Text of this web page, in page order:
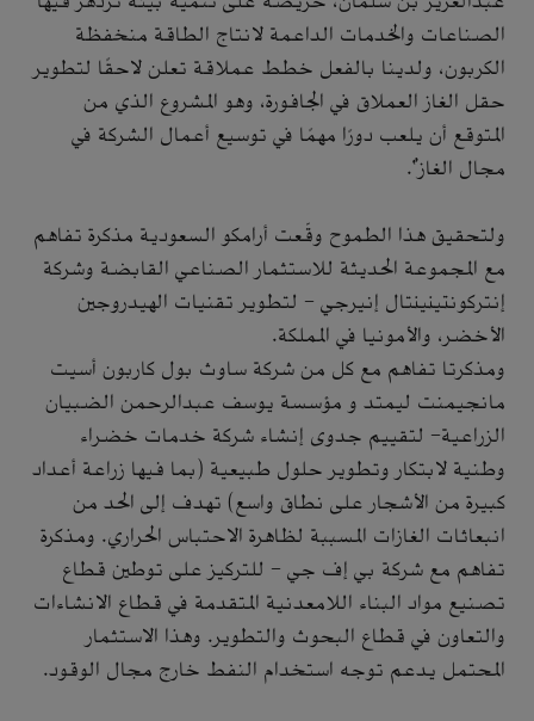
الصناعات والخدمات الداعمة لانتاج الطاقة منخفظة
الكربون، ولدينا بالفعل خطط عملاقة تعلن لاحقًا لتطوير
حقل الغاز العملاق في الجافورة، وهو المشروع الذي من
المتوقع أن يلعب دورًا مهمًا في توسيع أعمال الشركة في
مجال الغاز".
ولتحقيق هذا الطموح وقّعت أرامكو السعودية مذكرة تفاهم
مع المجموعة الحديثة للاستثمار الصناعي القابضة وشركة
إنتركونتينينتال إنيرجي - لتطوير تقنيات الهيدروجين
الأخضر، والأمونيا في المملكة.
ومذكرتا تفاهم مع كل من شركة ساوث بول كاربون أسيت
مانجيمنت ليمتد و مؤسسة يوسف عبدالرحمن الضبيان
الزراعية- لتقييم جدوى إنشاء شركة خدمات خضراء
وطنية لابتكار وتطوير حلول طبيعية (بما فيها زراعة أعداد
كبيرة من الأشجار على نطاق واسع) تهدف إلى الحد من
انبعاثات الغازات المسببة لظاهرة الاحتباس الحراري. ومذكرة
تفاهم مع شركة بي إف جي - للتركيز على توطين قطاع
تصنيع مواد البناء اللامعدنية المتقدمة في قطاع الانشاءات
والتعاون في قطاع البحوث والتطوير. وهذا الاستثمار
المحتمل يدعم توجه استخدام النفط خارج مجال الوقود.